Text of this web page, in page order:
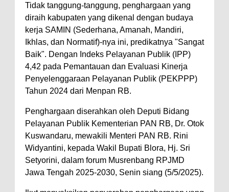
Tidak tanggung-tanggung, penghargaan yang
diraih kabupaten yang dikenal dengan budaya
kerja SAMIN (Sederhana, Amanah, Mandiri,
Ikhlas, dan Normatif)-nya ini, predikatnya "Sangat
Baik". Dengan Indeks Pelayanan Publik (IPP)
4,42 pada Pemantauan dan Evaluasi Kinerja
Penyelenggaraan Pelayanan Publik (PEKPPP)
Tahun 2024 dari Menpan RB.
Penghargaan diserahkan oleh Deputi Bidang
Pelayanan Publik Kementerian PAN RB, Dr. Otok
Kuswandaru, mewakili Menteri PAN RB. Rini
Widyantini, kepada Wakil Bupati Blora, Hj. Sri
Setyorini, dalam forum Musrenbang RPJMD
Jawa Tengah 2025-2030, Senin siang (5/5/2025).